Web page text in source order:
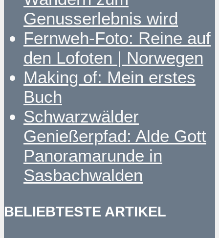
Genusserlebnis wird
Fernweh-Foto: Reine auf
den Lofoten | Norwegen
Making of: Mein erstes
Buch
Schwarzwälder
Genießerpfad: Alde Gott
Panoramarunde in
Sasbachwalden
BELIEBTESTE ARTIKEL